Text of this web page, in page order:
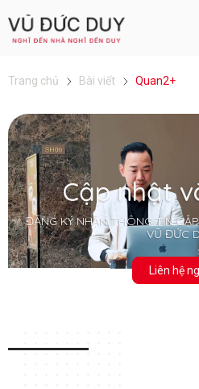
Trang chủ Bài viết Quan2+
Cập nhật
ĐĂNG KÝ NHẬN THÔNG TIN
VŨ ĐỨC
Liên hệ